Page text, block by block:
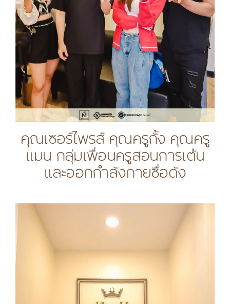
คุณเซอร์ไพรส์ คุณครูกั้ง คุณครู
แมน กลุ่มเพื่อนครูสอนการเต้น
และออกกำลังกายชื่อดัง